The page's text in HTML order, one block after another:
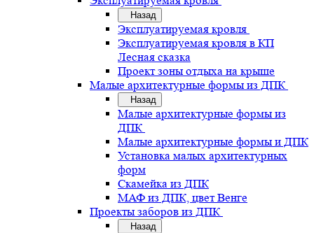
Назад
Эксплуатируемая кровля
Эксплуатируемая кровля в КП
Лесная сказка
Проект зоны отдыха на крыше
Малые архитектурные формы из ДПК
Назад
Малые архитектурные формы из
ДПК
Малые архитектурные формы и ДПК
Установка малых архитектурных
форм
Скамейка из ДПК
МАФ из ДПК, цвет Венге
Проекты заборов из ДПК
Назад